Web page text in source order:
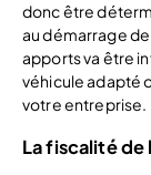
donc être
au démarrage
apports va être
véhicule adapté
votre entreprise.
La fiscalité de